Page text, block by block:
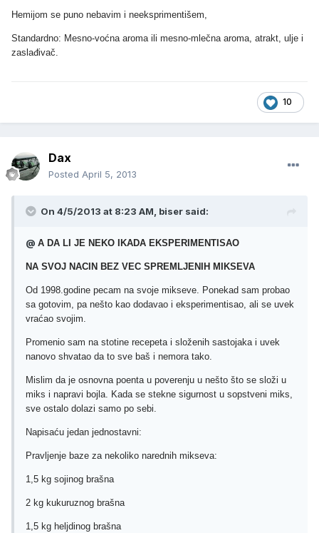
Hemijom se puno nebavim i neeksprimentišem,
Standardno: Mesno-voćna aroma ili mesno-mlečna aroma, atrakt, ulje i
zaslađivač.
10
Dax
Posted April 5, 2013
On 4/5/2013 at 8:23 AM, biser said:
@ A DA LI JE NEKO IKADA EKSPERIMENTISAO
NA SVOJ NACIN BEZ VEC SPREMLJENIH MIKSEVA
Od 1998.godine pecam na svoje mikseve. Ponekad sam probao
sa gotovim, pa nešto kao dodavao i eksperimentisao, ali se uvek
vraćao svojim.
Promenio sam na stotine recepeta i složenih sastojaka i uvek
nanovo shvatao da to sve baš i nemora tako.
Mislim da je osnovna poenta u poverenju u nešto što se složi u
miks i napravi bojla. Kada se stekne sigurnost u sopstveni miks,
sve ostalo dolazi samo po sebi.
Napisaću jedan jednostavni:
Pravljenje baze za nekoliko narednih mikseva:
1,5 kg sojinog brašna
2 kg kukuruznog brašna
1,5 kg heljdinog brašna